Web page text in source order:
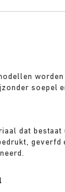
soepel
dat bestaat
geverfd